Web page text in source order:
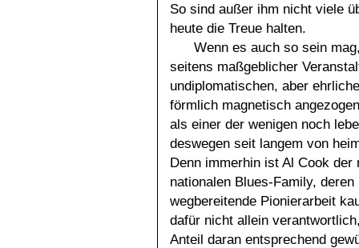
So sind außer ihm nicht viele
heute die Treue halten.
Wenn es auch so sein
seitens maßgeblicher
undiplomatischen, aber
förmlich magnetisch
als einer der wenigen noch
deswegen seit langem von
Denn immerhin ist Al Cook
nationalen Blues-Family,
wegbereitende Pionierarbeit
dafür nicht allein
Anteil daran entsprechend